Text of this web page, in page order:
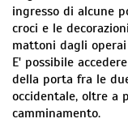
ingresso di alcune
croci e le
mattoni dagli
E' possibile
della porta fra le
occidentale, oltre a
camminamento.